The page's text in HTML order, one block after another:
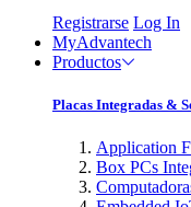
Registrarse Log In
MyAdvantech
Productos
Placas Integradas &
Application
Box PCs